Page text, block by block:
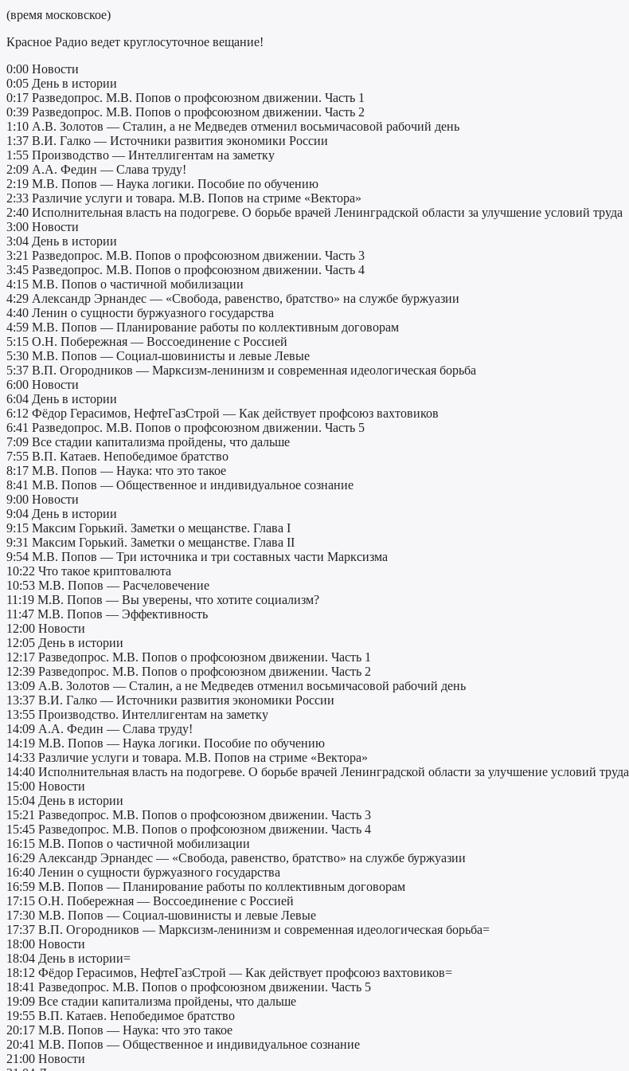
(время московское)
Красное Радио ведет круглосуточное вещание!
0:00 Новости
0:05 День в истории
0:17 Разведопрос. М.В. Попов о профсоюзном движении. Часть 1
0:39 Разведопрос. М.В. Попов о профсоюзном движении. Часть 2
1:10 А.В. Золотов — Сталин, а не Медведев отменил восьмичасовой рабочий день
1:37 В.И. Галко — Источники развития экономики России
1:55 Производство — Интеллигентам на заметку
2:09 А.А. Федин — Слава труду!
2:19 М.В. Попов — Наука логики. Пособие по обучению
2:33 Различие услуги и товара. М.В. Попов на стриме «Вектора»
2:40 Исполнительная власть на подогреве. О борьбе врачей Ленинградской области за улучшение условий труда
3:00 Новости
3:04 День в истории
3:21 Разведопрос. М.В. Попов о профсоюзном движении. Часть 3
3:45 Разведопрос. М.В. Попов о профсоюзном движении. Часть 4
4:15 М.В. Попов о частичной мобилизации
4:29 Александр Эрнандес — «Свобода, равенство, братство» на службе буржуазии
4:40 Ленин о сущности буржуазного государства
4:59 М.В. Попов — Планирование работы по коллективным договорам
5:15 О.Н. Побережная — Воссоединение с Россией
5:30 М.В. Попов — Социал-шовинисты и левые Левые
5:37 В.П. Огородников — Марксизм-ленинизм и современная идеологическая борьба
6:00 Новости
6:04 День в истории
6:12 Фёдор Герасимов, НефтеГазСтрой — Как действует профсоюз вахтовиков
6:41 Разведопрос. М.В. Попов о профсоюзном движении. Часть 5
7:09 Все стадии капитализма пройдены, что дальше
7:55 В.П. Катаев. Непобедимое братство
8:17 М.В. Попов — Наука: что это такое
8:41 М.В. Попов — Общественное и индивидуальное сознание
9:00 Новости
9:04 День в истории
9:15 Максим Горький. Заметки о мещанстве. Глава I
9:31 Максим Горький. Заметки о мещанстве. Глава II
9:54 М.В. Попов — Три источника и три составных части Марксизма
10:22 Что такое криптовалюта
10:53 М.В. Попов — Расчеловечение
11:19 М.В. Попов — Вы уверены, что хотите социализм?
11:47 М.В. Попов — Эффективность
12:00 Новости
12:05 День в истории
12:17 Разведопрос. М.В. Попов о профсоюзном движении. Часть 1
12:39 Разведопрос. М.В. Попов о профсоюзном движении. Часть 2
13:09 А.В. Золотов — Сталин, а не Медведев отменил восьмичасовой рабочий день
13:37 В.И. Галко — Источники развития экономики России
13:55 Производство. Интеллигентам на заметку
14:09 А.А. Федин — Слава труду!
14:19 М.В. Попов — Наука логики. Пособие по обучению
14:33 Различие услуги и товара. М.В. Попов на стриме «Вектора»
14:40 Исполнительная власть на подогреве. О борьбе врачей Ленинградской области за улучшение условий труда
15:00 Новости
15:04 День в истории
15:21 Разведопрос. М.В. Попов о профсоюзном движении. Часть 3
15:45 Разведопрос. М.В. Попов о профсоюзном движении. Часть 4
16:15 М.В. Попов о частичной мобилизации
16:29 Александр Эрнандес — «Свобода, равенство, братство» на службе буржуазии
16:40 Ленин о сущности буржуазного государства
16:59 М.В. Попов — Планирование работы по коллективным договорам
17:15 О.Н. Побережная — Воссоединение с Россией
17:30 М.В. Попов — Социал-шовинисты и левые Левые
17:37 В.П. Огородников — Марксизм-ленинизм и современная идеологическая борьба=
18:00 Новости
18:04 День в истории=
18:12 Фёдор Герасимов, НефтеГазСтрой — Как действует профсоюз вахтовиков=
18:41 Разведопрос. М.В. Попов о профсоюзном движении. Часть 5
19:09 Все стадии капитализма пройдены, что дальше
19:55 В.П. Катаев. Непобедимое братство
20:17 М.В. Попов — Наука: что это такое
20:41 М.В. Попов — Общественное и индивидуальное сознание
21:00 Новости